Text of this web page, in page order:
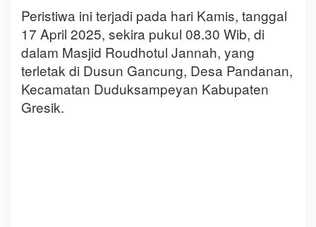
Peristiwa ini terjadi pada hari Kamis, tanggal
17 April 2025, sekira pukul 08.30 Wib, di
dalam Masjid Roudhotul Jannah, yang
terletak di Dusun Gancung, Desa Pandanan,
Kecamatan Duduksampeyan Kabupaten
Gresik.